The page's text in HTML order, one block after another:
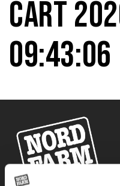
Cart
09:43:06